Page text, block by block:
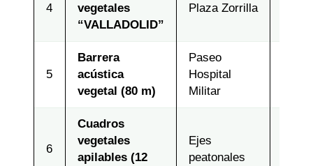
4
vegetales
“VALLADOLID”
Plaza Zorrilla
5
Barrera
acústica
vegetal (80 m)
Paseo
Hospital
Militar
6
Cuadros
vegetales
apilables (12
Ejes
peatonales